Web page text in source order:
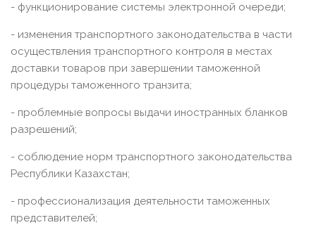
- функционирование системы электронной очереди;
- изменения транспортного законодательства в части
осуществления транспортного контроля в местах
доставки товаров при завершении таможенной
процедуры таможенного транзита;
- проблемные вопросы выдачи иностранных бланков
разрешений;
- соблюдение норм транспортного законодательства
Республики Казахстан;
- профессионализация деятельности таможенных
представителей;